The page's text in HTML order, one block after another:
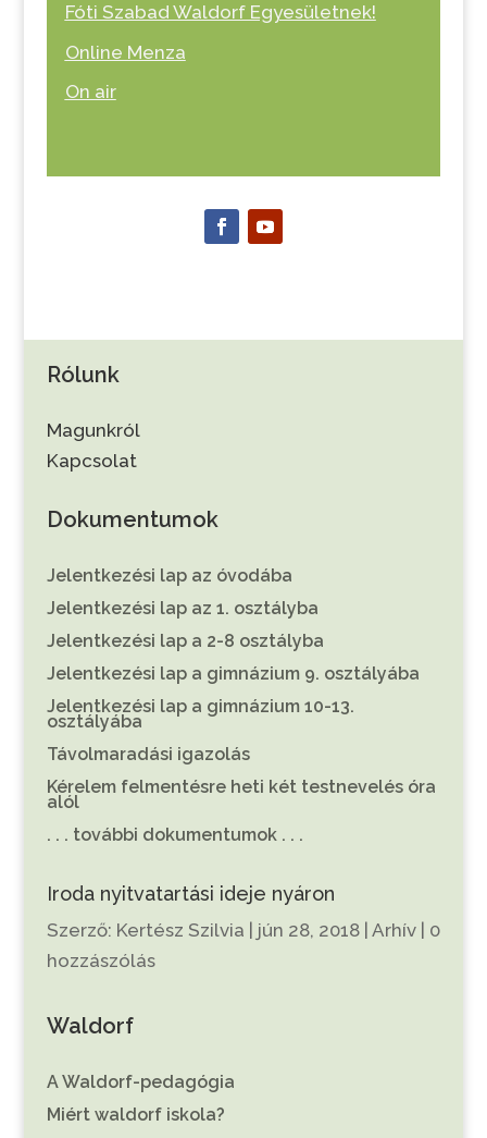
Fóti Szabad Waldorf Egyesületnek!
Online Menza
On air
Rólunk
Magunkról
Kapcsolat
Dokumentumok
Jelentkezési lap az óvodába
Jelentkezési lap az 1. osztályba
Jelentkezési lap a 2-8 osztályba
Jelentkezési lap a gimnázium 9. osztályába
Jelentkezési lap a gimnázium 10-13.
osztályába
Távolmaradási igazolás
Kérelem felmentésre heti két testnevelés óra
alól
. . . további dokumentumok . . .
Iroda nyitvatartási ideje nyáron
Szerző: Kertész Szilvia | jún 28, 2018| Arhív| 0
hozzászólás
Waldorf
A Waldorf-pedagógia
Miért waldorf iskola?